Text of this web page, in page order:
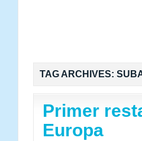
TAG ARCHIVES:
Primer
Europa